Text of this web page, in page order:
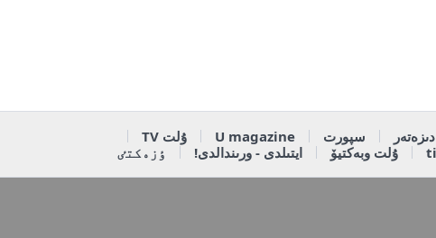
دىزەتەر سپورت U magazine
ۇلت TV
ۇلت وبەكتيۆ ايتىلدى - ورىندالدى! ٶزەكتٸ